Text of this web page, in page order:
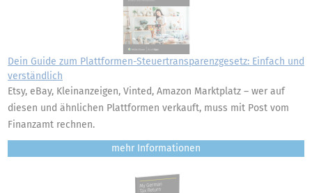
Dein Guide zum Plattformen-Steuertransparenzgesetz: Einfach und
verständlich
Etsy, eBay, Kleinanzeigen, Vinted, Amazon Marktplatz – wer auf
diesen und ähnlichen Plattformen verkauft, muss mit Post vom
Finanzamt rechnen.
mehr